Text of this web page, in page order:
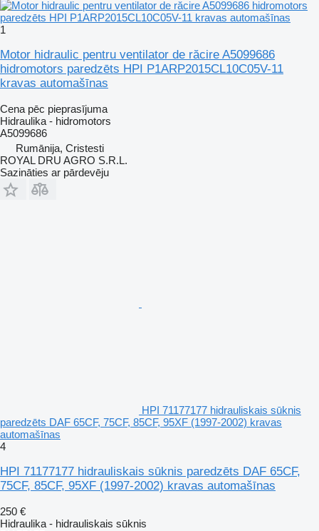
1
Motor hidraulic pentru ventilator de răcire A5099686
hidromotors paredzēts HPI P1ARP2015CL10C05V-11
kravas automašīnas
Cena pēc pieprasījuma
Hidraulika - hidromotors
A5099686
Rumānija, Cristesti
ROYAL DRU AGRO S.R.L.
Sazināties ar pārdevēju
HPI 71177177 hidrauliskais sūknis
paredzēts DAF 65CF, 75CF, 85CF, 95XF (1997-2002) kravas
automašīnas
4
HPI 71177177 hidrauliskais sūknis paredzēts DAF 65CF,
75CF, 85CF, 95XF (1997-2002) kravas automašīnas
250 €
Hidraulika - hidrauliskais sūknis